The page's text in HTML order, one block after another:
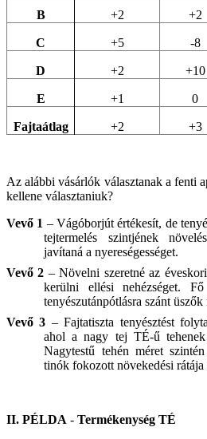
B +2 +2
C +5 -8
D +2 +10
E +1 0
Fajtaátlag +2 +3
Az alábbi vásárlók választanak a fenti
kellene választaniuk?
Vevő 1 – Vágóborjút értékesít, de
tejtermelés
szintjének
javítaná a nyereségességet.
Vevő 2 –Növelni szeretné az
kerülni
ellési nehézséget.
tenyészutánpótlásra szánt üszők
Vevő 3 – Fajtatiszta tenyésztést
ahol a nagy tej TÉ-ű
Nagytestű tehén méret
tinók fokozott növekedési rátája
II. PÉLDA - Termékenység TÉ